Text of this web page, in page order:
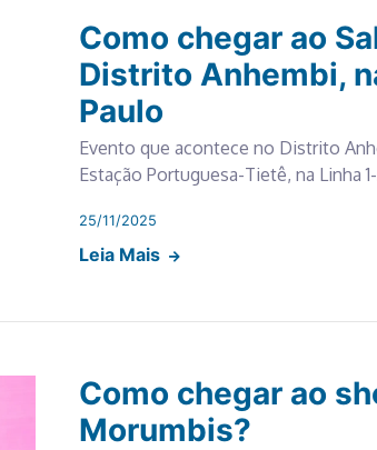
Como chegar ao
Distrito Anhembi,
Paulo
Evento que acontece no Distrito
Estação Portuguesa-Tietê, na Linha
25/11/2025
Leia Mais
Como chegar ao
Morumbis?